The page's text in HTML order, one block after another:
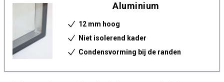
Aluminium
12 mm hoog
Niet isolerend kader
Condensvorming bij de randen